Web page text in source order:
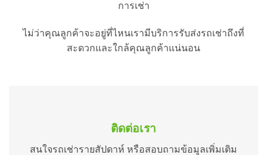
การเช่า
ไม่ว่าคุณลูกค้าจะอยู่ที่ไหนเรามีบริการรับส่งรถเช่าถึงที่
สะดวกและใกล้คุณลูกค้าแน่นอน
ติดต่อเรา
สนใจรถเช่ารายสัปดาห์ หรือสอบถามข้อมูลเพิ่มเติม